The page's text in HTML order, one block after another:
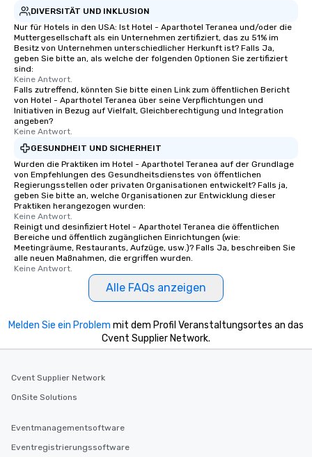
DIVERSITÄT UND INKLUSION
Nur für Hotels in den USA: Ist Hotel - Aparthotel Teranea und/oder die
Muttergesellschaft als ein Unternehmen zertifiziert, das zu 51% im
Besitz von Unternehmen unterschiedlicher Herkunft ist? Falls Ja,
geben Sie bitte an, als welche der folgenden Optionen Sie zertifiziert
sind:
Keine Antwort.
Falls zutreffend, könnten Sie bitte einen Link zum öffentlichen Bericht
von Hotel - Aparthotel Teranea über seine Verpflichtungen und
Initiativen in Bezug auf Vielfalt, Gleichberechtigung und Integration
angeben?
Keine Antwort.
GESUNDHEIT UND SICHERHEIT
Wurden die Praktiken im Hotel - Aparthotel Teranea auf der Grundlage
von Empfehlungen des Gesundheitsdienstes von öffentlichen
Regierungsstellen oder privaten Organisationen entwickelt? Falls ja,
geben Sie bitte an, welche Organisationen zur Entwicklung dieser
Praktiken herangezogen wurden:
Keine Antwort.
Reinigt und desinfiziert Hotel - Aparthotel Teranea die öffentlichen
Bereiche und öffentlich zugänglichen Einrichtungen (wie:
Meetingräume, Restaurants, Aufzüge, usw.)? Falls Ja, beschreiben Sie
alle neuen Maßnahmen, die ergriffen wurden.
Keine Antwort.
Alle FAQs anzeigen
Melden Sie ein Problem mit dem Profil Veranstaltungsortes an das
Cvent Supplier Network.
Cvent Supplier Network
OnSite Solutions
Eventmanagementsoftware
Eventregistrierungssoftware